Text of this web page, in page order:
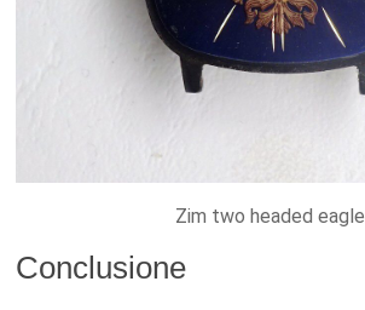
Zim two headed eagle
Conclusione